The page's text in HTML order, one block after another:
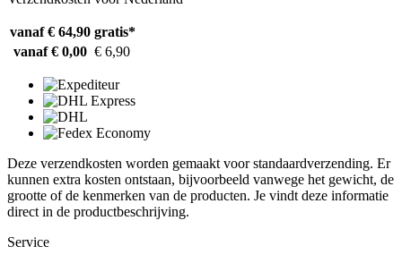
vanaf € 64,90 gratis*
vanaf € 0,00 € 6,90
Deze verzendkosten worden gemaakt voor standaardverzending. Er
kunnen extra kosten ontstaan, bijvoorbeeld vanwege het gewicht, de
grootte of de kenmerken van de producten. Je vindt deze informatie
direct in de productbeschrijving.
Service